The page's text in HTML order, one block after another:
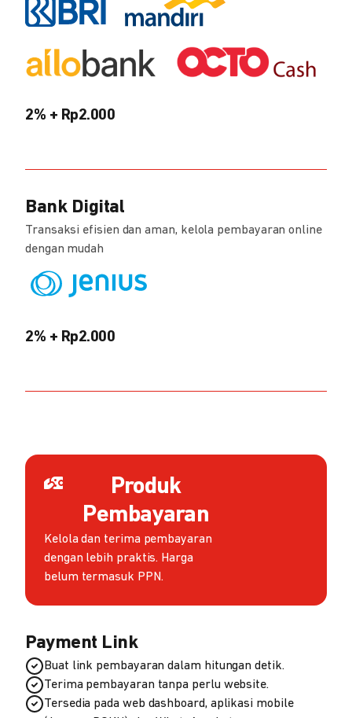
2% + Rp2.000
Bank Digital
Transaksi efisien dan aman, kelola pembayaran online
dengan mudah
2% + Rp2.000
Produk
Pembayaran
Kelola dan terima pembayaran
dengan lebih praktis. Harga
belum termasuk PPN.
Payment Link
Buat link pembayaran dalam hitungan detik.
Terima pembayaran tanpa perlu website.
Tersedia pada web dashboard, aplikasi mobile